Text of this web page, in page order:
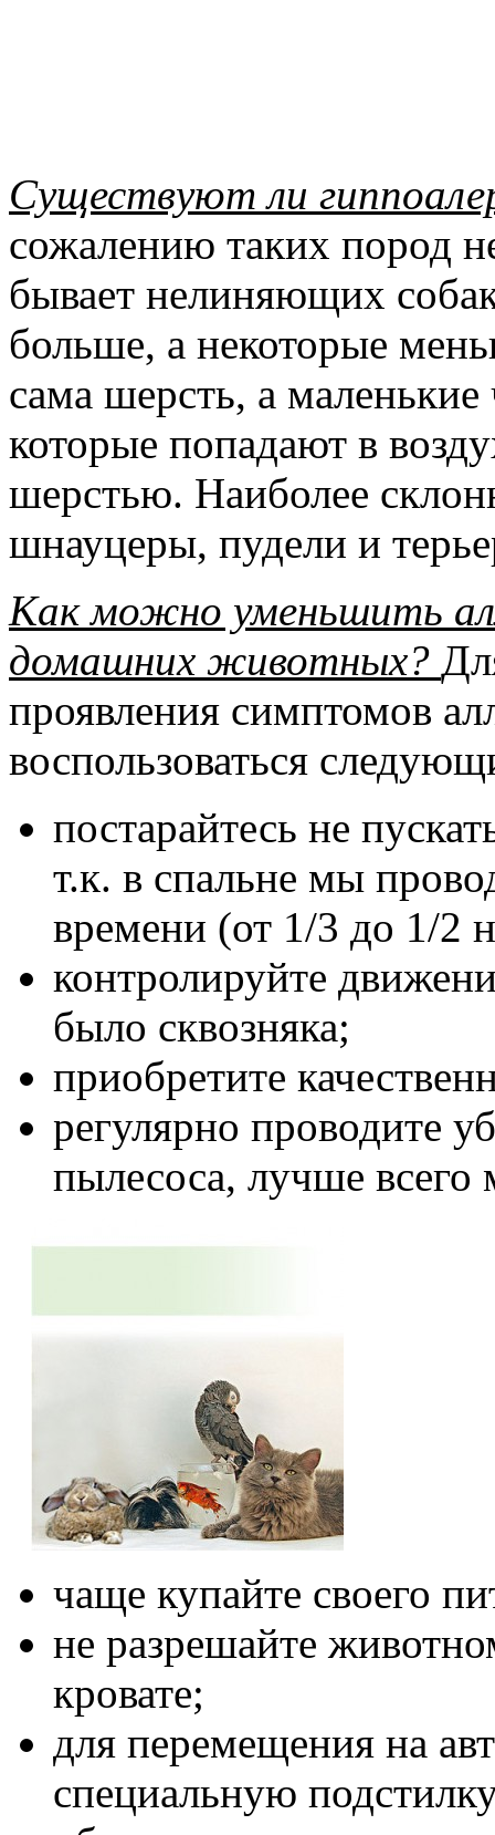
Существуют ли
сожалению таких пород
бывает нелиняющих
больше, а некоторые
сама шерсть, а
которые попадают в
шерстью. Наиболее
шнауцеры, пудели и
Как можно уменьшить
домашних животных?
проявления симптомов
воспользоваться
постарайтесь не
т.к. в спальне мы
времени (от 1/3 до 1/2
контролируйте
было сквозняка;
приобретите
регулярно проводите
пылесоса, лучше
чаще купайте своего
не разрешайте
кровате;
для перемещения на
специальную